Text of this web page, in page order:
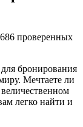
проверенных
бронирования
Мечтаете ли
легко найти и